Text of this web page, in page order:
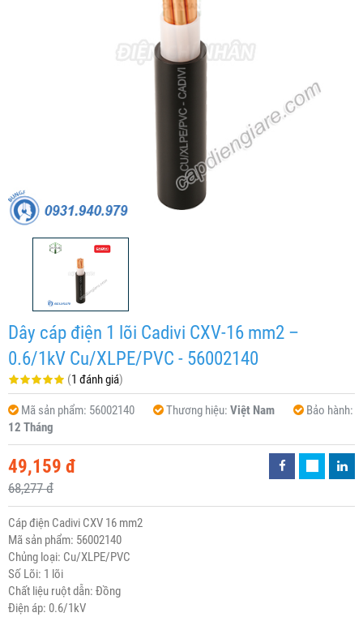
Dây cáp điện 1 lõi Cadivi CXV-16 mm2 –
0.6/1kV Cu/XLPE/PVC - 56002140
(1 đánh giá)
Mã sản phẩm: 56002140 Thương hiệu: Việt Nam
Bảo hành:
12 Tháng
49,159 đ
68,277 đ
Cáp điện Cadivi CXV 16 mm2
Mã sản phẩm: 56002140
Chủng loại: Cu/XLPE/PVC
Số Lõi: 1 lõi
Chất liệu ruột dẫn: Đồng
Điện áp: 0.6/1kV